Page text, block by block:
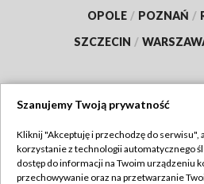
OPOLE / POZNAŃ /
SZCZECIN /
TVP
Abonament TVP
Szanujemy Twoją prywatność
Kliknij "Akceptuję i przechodzę do serwisu",
korzystanie z technologii automatycznego
dostęp do informacji na Twoim urządzeniu
przechowywanie oraz na przetwarzanie